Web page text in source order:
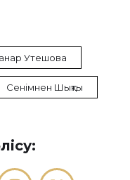
Утешова
Сенімнен Шықты